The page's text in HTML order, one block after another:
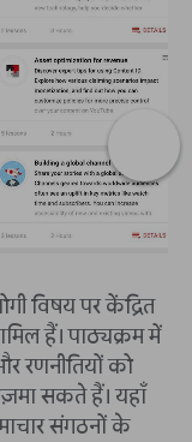
विषय पर केंद्रित
हैं। पाठ्यक्रम में
रणनीतियों को
सकते हैं। यहाँ
संगठनों के